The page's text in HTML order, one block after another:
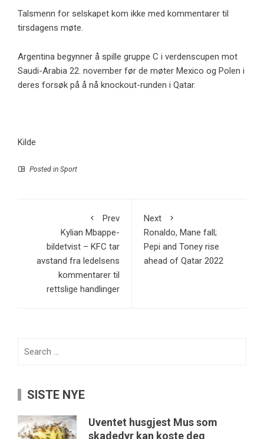
Talsmenn for selskapet kom ikke med kommentarer til
tirsdagens møte.
Argentina begynner å spille gruppe C i verdenscupen mot
Saudi-Arabia 22. november før de møter Mexico og Polen i
deres forsøk på å nå knockout-runden i Qatar.
Kilde
Posted in Sport
Prev
Kylian Mbappe-
bildetvist – KFC tar
avstand fra ledelsens
kommentarer til
rettslige handlinger
Next
Ronaldo, Mane fall;
Pepi and Toney rise
ahead of Qatar 2022
SISTE NYE
Uventet husgjest Mus som
skadedyr kan koste deg